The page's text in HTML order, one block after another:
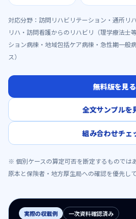
対応分野： 訪問リハビリテーション・通所リ
リハ・訪問看護からのリハビリ（理学療法士
ション病棟・地域包括ケア病棟・急性期一般
ス）
無料版を見る
全文サンプルを
組み合わせチェ
※ 個別ケースの算定可否を断定するものでは
原本と保険者・地方厚生局への確認を優先して
実際の収載例 一次資料確認済み